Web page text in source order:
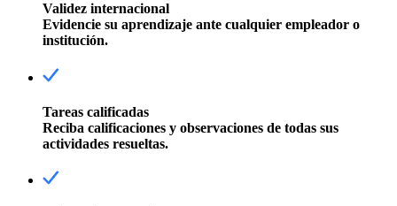
Validez internacional
Evidencie su aprendizaje ante cualquier empleador o
institución.
Tareas calificadas
Reciba calificaciones y observaciones de todas sus
actividades resueltas.